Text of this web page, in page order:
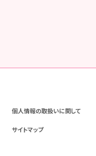
個人情報の取扱いに関して
サイトマップ